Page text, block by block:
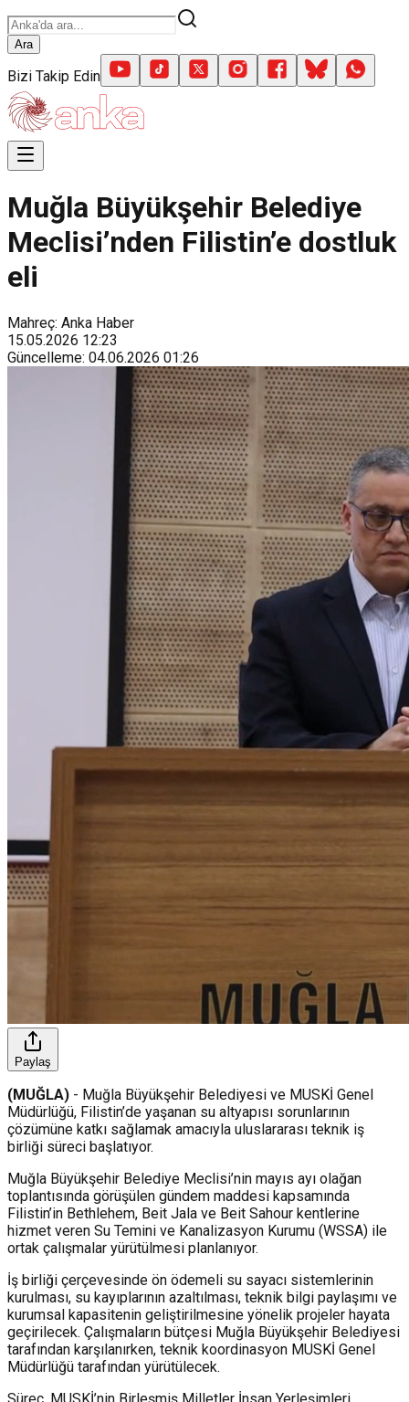
Ara
Bizi Takip Edin
Muğla Büyükşehir Belediye
Meclisi’nden Filistin’e dostluk
eli
Mahreç: Anka Haber
15.05.2026 12:23
Güncelleme: 04.06.2026 01:26
Paylaş
(MUĞLA) - Muğla Büyükşehir Belediyesi ve MUSKİ Genel
Müdürlüğü, Filistin’de yaşanan su altyapısı sorunlarının
çözümüne katkı sağlamak amacıyla uluslararası teknik iş
birliği süreci başlatıyor.
Muğla Büyükşehir Belediye Meclisi’nin mayıs ayı olağan
toplantısında görüşülen gündem maddesi kapsamında
Filistin’in Bethlehem, Beit Jala ve Beit Sahour kentlerine
hizmet veren Su Temini ve Kanalizasyon Kurumu (WSSA) ile
ortak çalışmalar yürütülmesi planlanıyor.
İş birliği çerçevesinde ön ödemeli su sayacı sistemlerinin
kurulması, su kayıplarının azaltılması, teknik bilgi paylaşımı ve
kurumsal kapasitenin geliştirilmesine yönelik projeler hayata
geçirilecek. Çalışmaların bütçesi Muğla Büyükşehir Belediyesi
tarafından karşılanırken, teknik koordinasyon MUSKİ Genel
Müdürlüğü tarafından yürütülecek.